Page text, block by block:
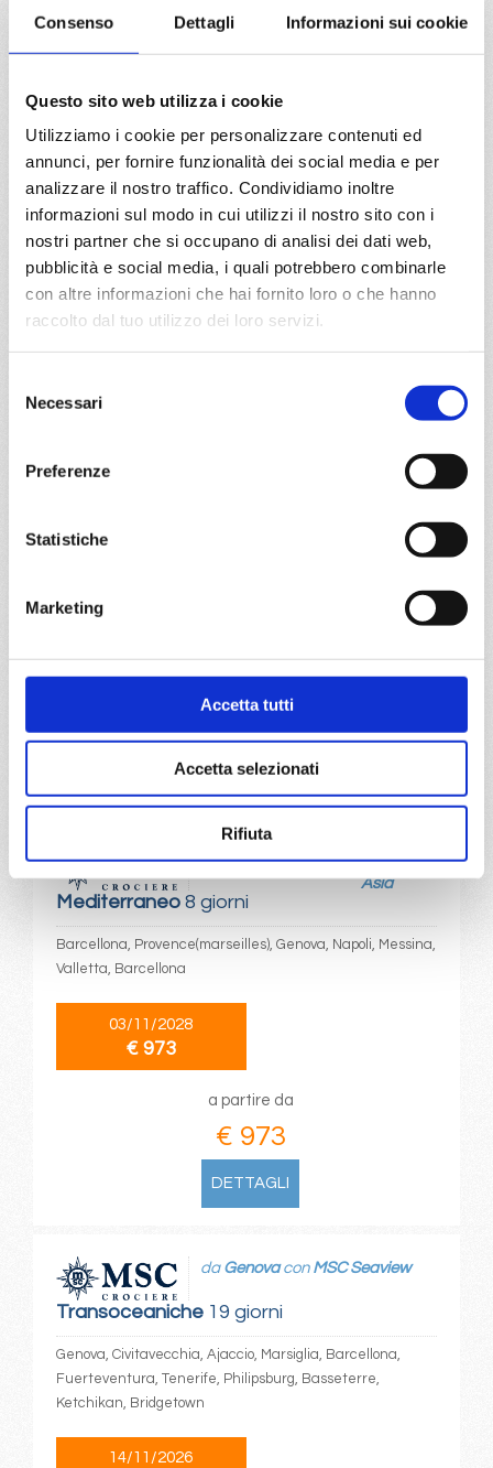
Consenso Dettagli Informazioni sui cookie
Questo sito web utilizza i cookie
Utilizziamo i cookie per personalizzare contenuti ed
annunci, per fornire funzionalità dei social media e per
analizzare il nostro traffico. Condividiamo inoltre
informazioni sul modo in cui utilizzi il nostro sito con i
nostri partner che si occupano di analisi dei dati web,
pubblicità e social media, i quali potrebbero combinarle
con altre informazioni che hai fornito loro o che hanno
raccolto dal tuo utilizzo dei loro servizi.
delNecessari
Preferenze
Statistiche
Marketing
Accetta tutti
Accetta selezionati
Rifiuta
Warnemünde, Haugesund, Bergen, Kristiansand, Oslo,
09/07/2028
€ 973
a partire da
€ 973
Splendida
Copenhagen, Warnemünde, Helsinki, Stoccolma, Tallinn,
€ 973
DETTAGLI
Mediterraneo8 giorni
daBarcellonaconMSC World
Asia
Barcellona, Provence(marseilles), Genova, Napoli, Messina,
Valletta, Barcellona
03/11/2028
€ 973
a partire da
€ 973
DETTAGLI
Transoceaniche19 giorni
da Genovacon MSC Seaview
Genova, Civitavecchia, Ajaccio, Marsiglia, Barcellona,
Fuerteventura, Tenerife, Philipsburg, Basseterre,
Ketchikan, Bridgetown
14/11/2026